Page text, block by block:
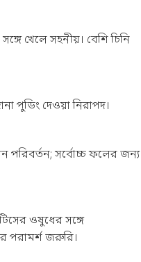
খেলে সহনীয়। বেশি চিনি
পুডিং দেওয়া নিরাপদ।
পরিবর্তন; সর্বোচ্চ ফলের জন্য
ওষুধের সঙ্গে
পরামর্শ জরুরি।